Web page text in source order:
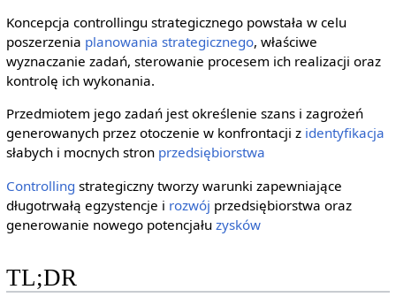
Koncepcja controllingu strategicznego powstała w celu
poszerzenia planowania strategicznego, właściwe
wyznaczanie zadań, sterowanie procesem ich realizacji oraz
kontrolę ich wykonania.
Przedmiotem jego zadań jest określenie szans i zagrożeń
generowanych przez otoczenie w konfrontacji z identyfikacja
słabych i mocnych stron przedsiębiorstwa
Controlling strategiczny tworzy warunki zapewniające
długotrwałą egzystencje i rozwój przedsiębiorstwa oraz
generowanie nowego potencjału zysków
TL;DR